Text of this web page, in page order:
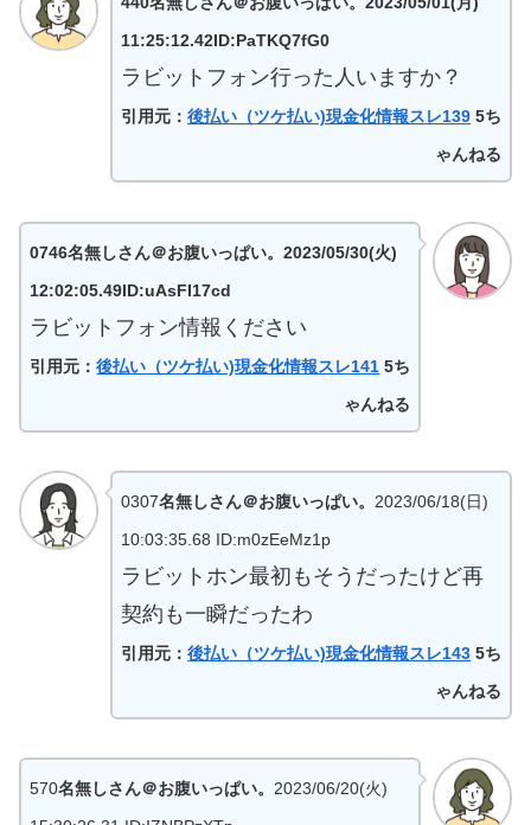
11:25:12.42ID:PaTKQ7fG0
ラビットフォン行った人いますか？
引用元： 後払い（ツケ払い)現金化情報スレ139 5ち
ゃんねる
0746名無しさん＠お腹いっぱい。2023/05/30(火)
12:02:05.49ID:uAsFI17cd
ラビットフォン情報ください
引用元：後払い（ツケ払い)現金化情報スレ141 5ち
ゃんねる
0307名無しさん＠お腹いっぱい。 2023/06/18(日)
10:03:35.68 ID:m0zEeMz1p
ラビットホン最初もそうだったけど再
契約も一瞬だったわ
引用元： 後払い（ツケ払い)現金化情報スレ143 5ち
ゃんねる
570名無しさん＠お腹いっぱい。 2023/06/20(火)